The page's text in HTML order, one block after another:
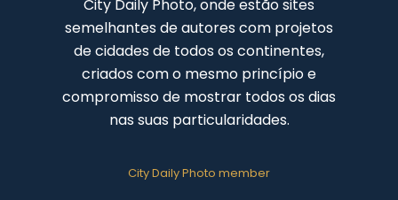
City Daily Photo, onde estão sites
semelhantes de autores com projetos
de cidades de todos os continentes,
criados com o mesmo princípio e
compromisso de mostrar todos os dias
nas suas particularidades.
City Daily Photo member